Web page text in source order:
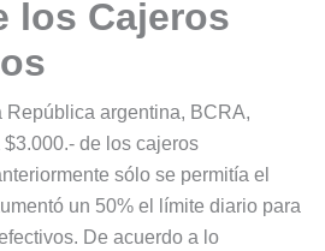
los Cajeros
República argentina, BCRA,
de los cajeros
sólo se permitía el
un 50% el límite diario para
De acuerdo a lo